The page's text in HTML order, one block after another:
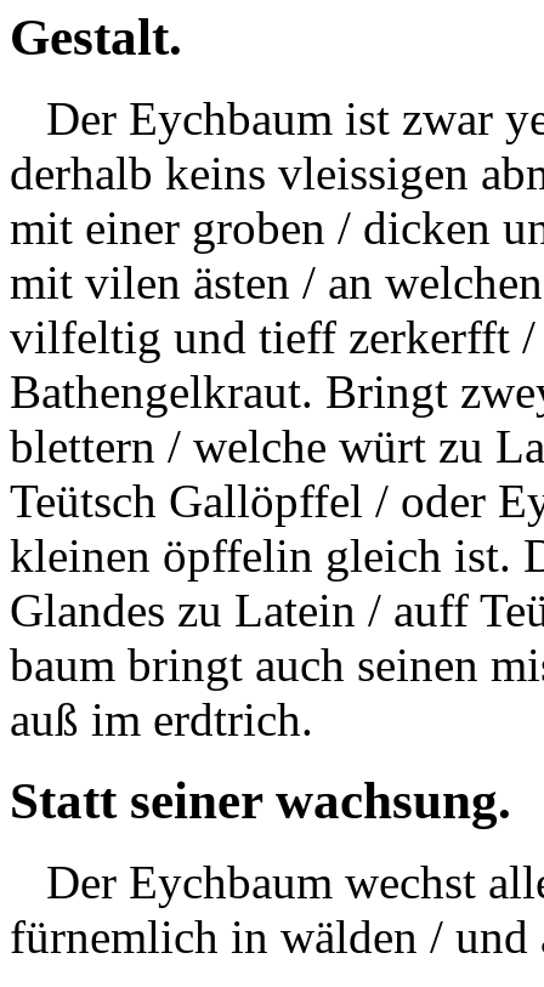
Gestalt.
Der Eychbaum ist zwar
derhalb keins vleissigen
mit einer groben / dicken
mit vilen ästen / an
vilfeltig und tieff zerkerfft /
Bathengelkraut. Bringt
blettern / welche würt zu
Teütsch Gallöpffel / oder
kleinen öpffelin gleich ist.
Glandes zu Latein / auff
baum bringt auch seinen
auß im erdtrich.
Statt seiner wachsung.
Der Eychbaum wechst
fürnemlich in wälden / und